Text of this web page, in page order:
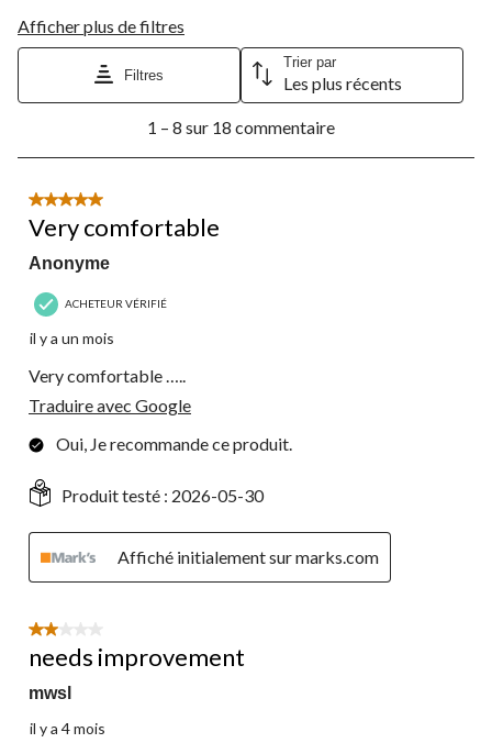
Afficher plus de filtres
Filtres
Trier par
Les plus récents
8
18
commentaire.
1 – 8 sur 18 commentaire
5 étoile(s) sur 5.
Very comfortable
Anonyme
ACHETEUR VÉRIFIÉ
il y a un mois
Very comfortable …..
Traduire avec Google
Oui, Je recommande ce produit.
Produit testé : 2026-05-30
Affiché initialement sur marks.com
2 étoile(s) sur 5.
needs improvement
mwsl
il y a 4 mois